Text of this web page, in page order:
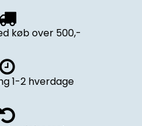
køb over 500,-
1-2 hverdage